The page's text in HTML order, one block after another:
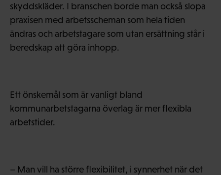
skyddskläder. I branschen borde man också slopa
praxisen med arbetsscheman som hela tiden
ändras och arbetstagare som utan ersättning står i
beredskap att göra inhopp.
Ett önskemål som är vanligt bland
kommunarbetstagarna överlag är mer flexibla
arbetstider.
– Man vill ha större flexibilitet, i synnerhet när det